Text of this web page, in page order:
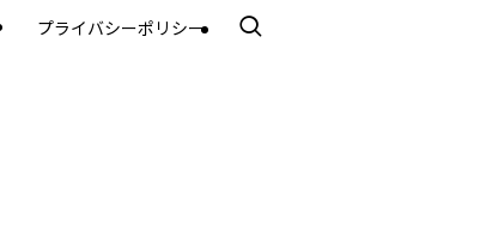
プライバシーポリシー